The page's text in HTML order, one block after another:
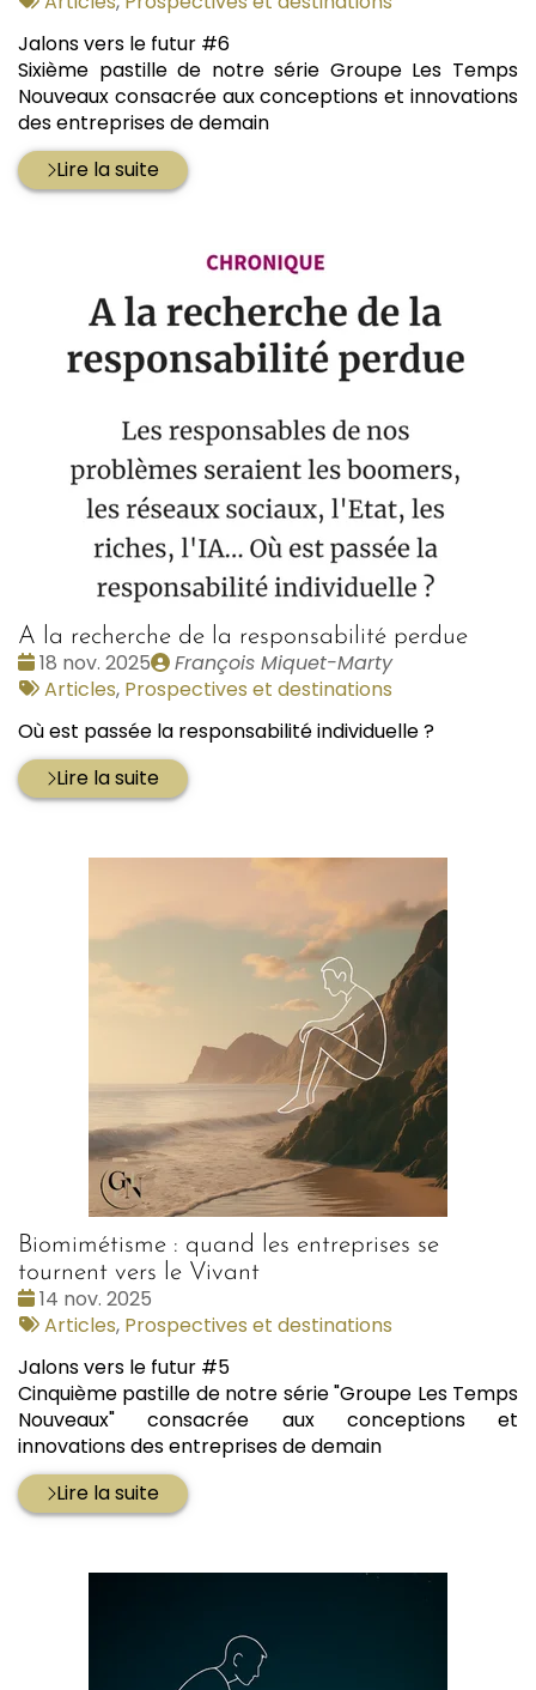
Jalons vers le futur #6
Sixième pastille de notre série Groupe Les Temps
Nouveaux consacrée aux conceptions et innovations
des entreprises de demain
Lire la suite
A la recherche de la responsabilité perdue
Date
:
18 nov. 2025
Publié
par
François Miquet-Marty
Tags
Articles, Prospectives et destinations
Où est passée la responsabilité individuelle ?
Lire la suite
Biomimétisme : quand les entreprises se
tournent vers le Vivant
Date
:
14 nov. 2025
Tags
Articles, Prospectives et destinations
Jalons vers le futur #5
Cinquième pastille de notre série "Groupe Les Temps
Nouveaux" consacrée aux conceptions et
innovations des entreprises de demain
Lire la suite